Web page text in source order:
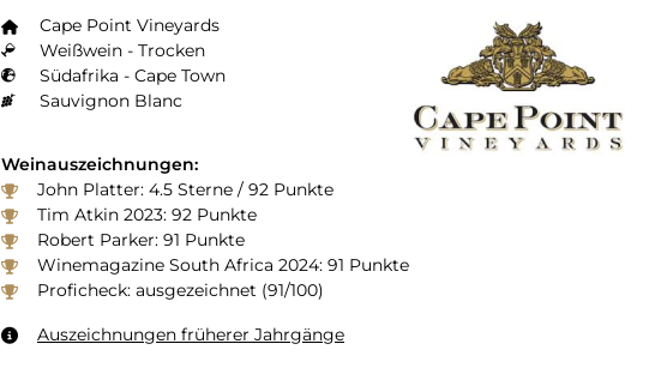
Cape Point Vineyards
Weißwein - Trocken
Südafrika - Cape Town
Sauvignon Blanc
Weinauszeichnungen:
John Platter: 4.5 Sterne / 92 Punkte
Tim Atkin 2023: 92 Punkte
Robert Parker: 91 Punkte
Winemagazine South Africa 2024: 91 Punkte
Proficheck: ausgezeichnet (91/100)
Auszeichnungen früherer Jahrgänge